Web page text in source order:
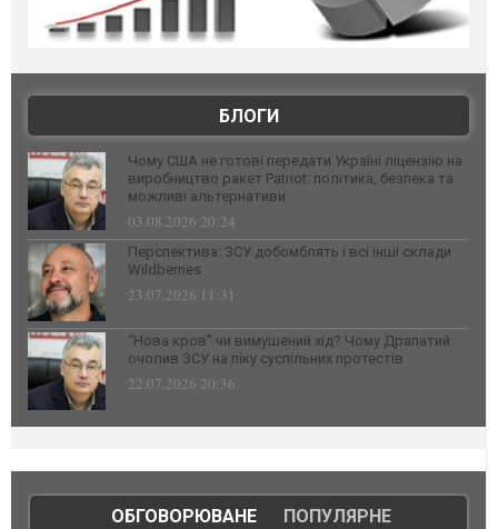
БЛОГИ
Чому США не готові передати Україні ліцензію на
виробництво ракет Patriot: політика, безпека та
можливі альтернативи
03.08.2026 20:24
Перспектива: ЗСУ добомблять і всі інші склади
Wildberries
23.07.2026 11:31
“Нова кров” чи вимушений хід? Чому Драпатий
очолив ЗСУ на піку суспільних протестів
22.07.2026 20:36
ОБГОВОРЮВАНЕ| ПОПУЛЯРНЕ